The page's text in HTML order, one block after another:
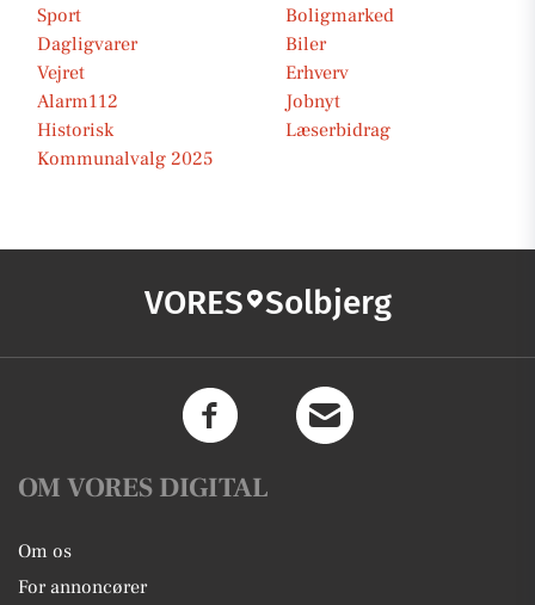
Sport
Boligmarked
Dagligvarer
Biler
Vejret
Erhverv
Alarm112
Jobnyt
Historisk
Læserbidrag
Kommunalvalg 2025
VORES Solbjerg
OM VORES DIGITAL
Om os
For annoncører